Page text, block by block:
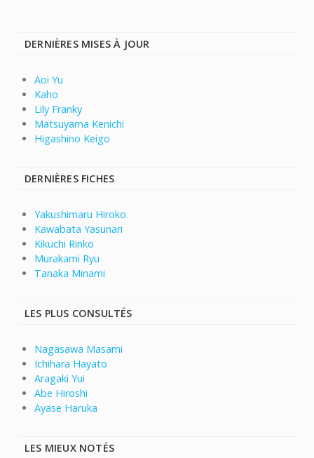
DERNIÈRES MISES À JOUR
Aoi Yu
Kaho
Lily Franky
Matsuyama Kenichi
Higashino Keigo
DERNIÈRES FICHES
Yakushimaru Hiroko
Kawabata Yasunari
Kikuchi Rinko
Murakami Ryu
Tanaka Minami
LES PLUS CONSULTÉS
Nagasawa Masami
Ichihara Hayato
Aragaki Yui
Abe Hiroshi
Ayase Haruka
LES MIEUX NOTÉS